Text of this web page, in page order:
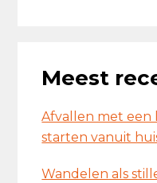
Meest
Afvallen met een
starten vanuit
Wandelen als